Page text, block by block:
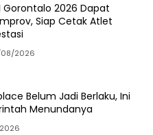
Gorontalo 2026 Dapat
Siap Cetak Atlet
2026
Belum Jadi Berlaku, Ini
Menundanya